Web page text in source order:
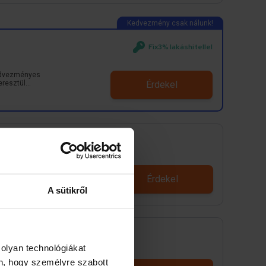
A sütikről
technológiákat
hogy személyre szabott
Fix3% lakáshitellel
Érdekel
Érdekel